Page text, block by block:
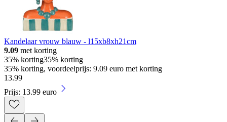
Kandelaar vrouw blauw - l15xb8xh21cm
9.09 met korting
35% korting35% korting
35% korting, voordeelprijs: 9.09 euro met korting
13.99
Prijs: 13.99 euro